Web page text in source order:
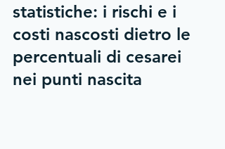
statistiche: i rischi e i
costi nascosti dietro le
percentuali di cesarei
nei punti nascita